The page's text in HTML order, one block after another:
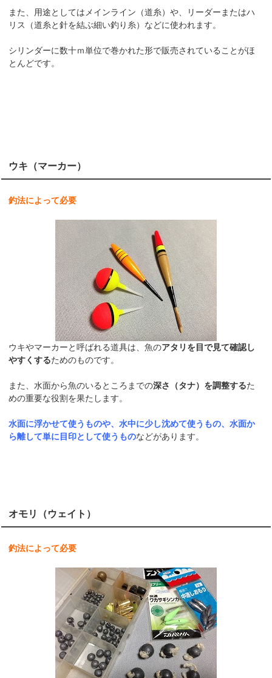
また、用途としてはメインライン（道糸）や、リーダーまたはハ
リス（道糸と針を結ぶ細い釣り糸）などに使われます。
シリンダーに数十ｍ単位で巻かれた形で販売されていることがほ
とんどです。
ウキ（マーカー）
釣法によって必要
ウキやマーカーと呼ばれる道具は、魚のアタリを目で見て確認し
やすくするためのものです。
また、水面から魚のいるところまでの深さ（タナ）を調整するた
めの重要な役割を果たします。
水面に浮かせて使うものや、水中に少し沈めて使うもの、水面か
ら離して単に目印として使うものなどがあります。
オモリ（ウェイト）
釣法によって必要